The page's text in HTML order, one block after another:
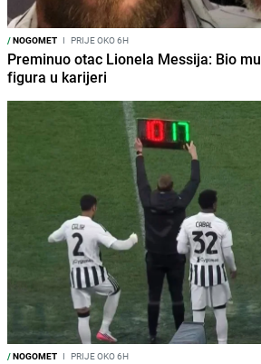
/NOGOMET I PRIJE OKO 6H
Preminuo otac Lionela Messija: Bio
figura u karijeri
/NOGOMET I PRIJE OKO 6H